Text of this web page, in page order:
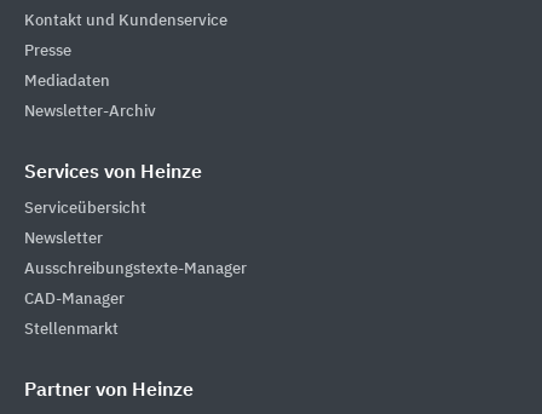
Kontakt und Kundenservice
Presse
Mediadaten
Newsletter-Archiv
Services von Heinze
Serviceübersicht
Newsletter
Ausschreibungstexte-Manager
CAD-Manager
Stellenmarkt
Partner von Heinze